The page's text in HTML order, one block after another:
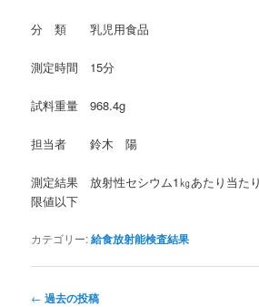
分 類 乳児用食品
測定時間 15分
試料重量 968.4g
担当者 鈴木 陽
測定結果 放射性セシウム1㎏あたり当た
限値以下
カテゴリー:給食放射能検査結果
投← 過去の投稿